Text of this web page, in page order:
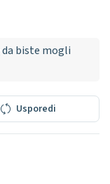
da biste mogli
Usporedi